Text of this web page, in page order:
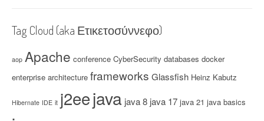
Tag Cloud (aka Ετικετοσύννεφο)
aop Apache conference CyberSecurity databases docker
enterprise architecture frameworks Glassfish Heinz Kabutz
Hibernate IDE it j2eejava java 8 java 17 java 21 java basics